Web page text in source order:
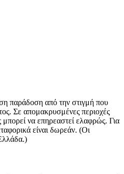
παράδοση από την στιγμή που
Σε απομακρυσμένες περιοχές
να επηρεαστεί ελαφρώς. Για
είναι δωρεάν. (Οι